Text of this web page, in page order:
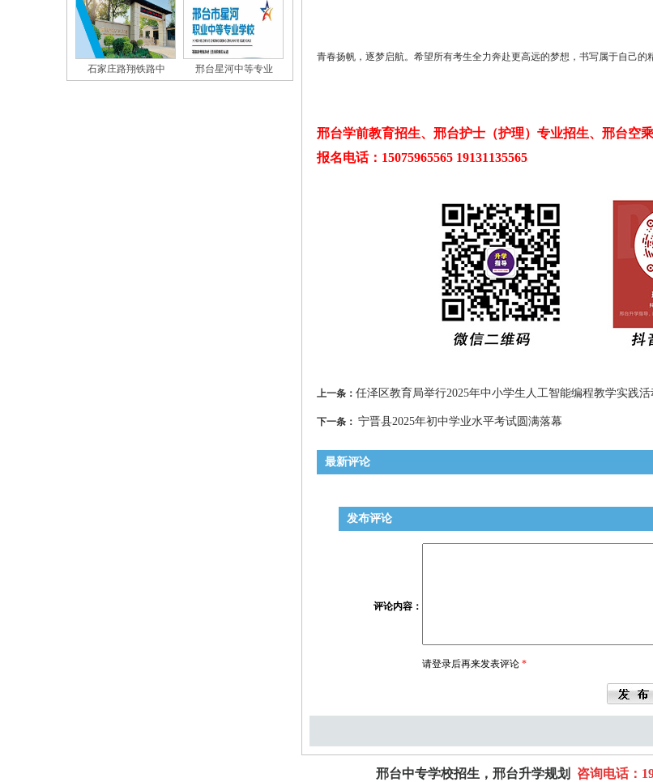
石家庄路翔铁路中 邢台星河中等专业
青春扬帆，逐梦启航。希望所有考生全力奔赴更高远的梦想，书写属于自己的
邢台学前教育招生、邢台护士（护理）专业招生、邢台空
报名电话：15075965565 19131135565
上一条： 任泽区教育局举行2025年中小学生人工智能编程教学实践活
下一条： 宁晋县2025年初中学业水平考试圆满落幕
最新评论
发布评论
评论内容：
请登录后再来发表评论 *
邢台中专学校招生，邢台升学规划 咨询电话：